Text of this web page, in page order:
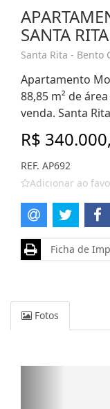
SANTA RITA
Santa Rita - Bento
Apartamento
88,85 m² de
venda. Santa
R$
REF. AP692
Adicionar ao
Ficha de
Fotos